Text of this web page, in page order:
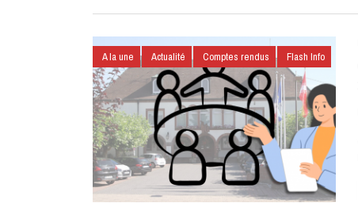
A la une Actualité Comptes rendus Flash Info